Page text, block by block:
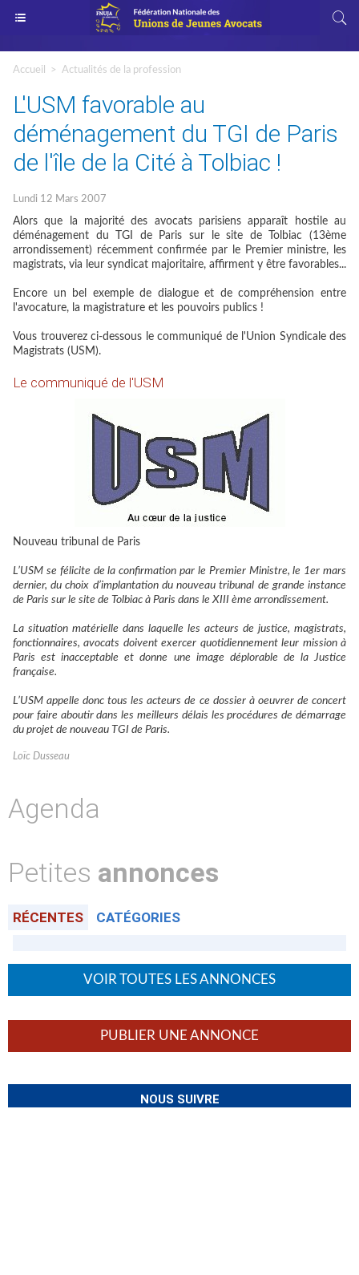
Accueil > Actualités de la profession
L'USM favorable au
déménagement du TGI de Paris
de l'île de la Cité à Tolbiac !
Lundi 12 Mars 2007
Alors que la majorité des avocats parisiens apparaît hostile au
déménagement du TGI de Paris sur le site de Tolbiac (13ème
arrondissement) récemment confirmée par le Premier ministre, les
magistrats, via leur syndicat majoritaire, affirment y être favorables...
Encore un bel exemple de dialogue et de compréhension entre
l'avocature, la magistrature et les pouvoirs publics !
Vous trouverez ci-dessous le communiqué de l'Union Syndicale des
Magistrats (USM).
Le communiqué de l'USM
Nouveau tribunal de Paris
L’USM se félicite de la confirmation par le Premier Ministre, le 1er mars
dernier, du choix d’implantation du nouveau tribunal de grande instance
de Paris sur le site de Tolbiac à Paris dans le XIII ème arrondissement.
La situation matérielle dans laquelle les acteurs de justice, magistrats,
fonctionnaires, avocats doivent exercer quotidiennement leur mission à
Paris est inacceptable et donne une image déplorable de la Justice
française.
L’USM appelle donc tous les acteurs de ce dossier à oeuvrer de concert
pour faire aboutir dans les meilleurs délais les procédures de démarrage
du projet de nouveau TGI de Paris.
Loïc Dusseau
Agenda
Petites annonces
RÉCENTES CATÉGORIES
VOIR TOUTES LES ANNONCES
PUBLIER UNE ANNONCE
NOUS SUIVRE